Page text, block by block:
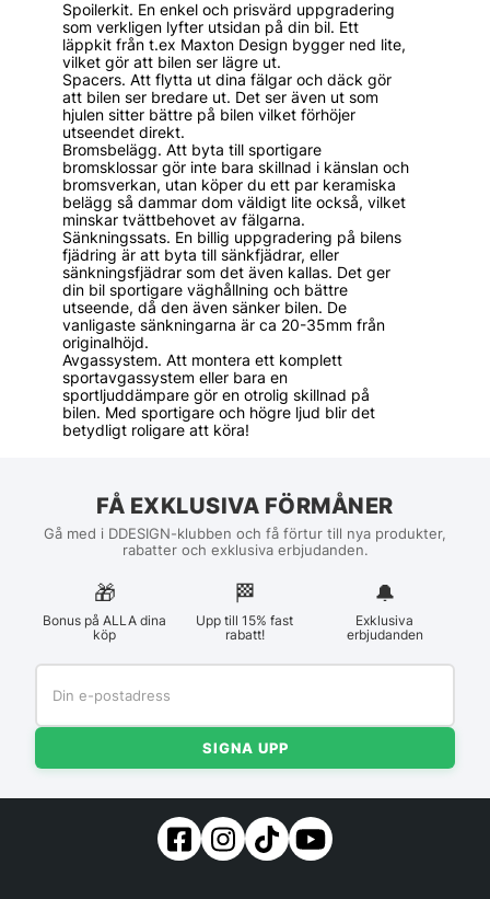
Spoilerkit. En enkel och prisvärd uppgradering
som verkligen lyfter utsidan på din bil. Ett
läppkit från t.ex Maxton Design bygger ned lite,
vilket gör att bilen ser lägre ut.
Spacers. Att flytta ut dina fälgar och däck gör
att bilen ser bredare ut. Det ser även ut som
hjulen sitter bättre på bilen vilket förhöjer
utseendet direkt.
Bromsbelägg. Att byta till sportigare
bromsklossar gör inte bara skillnad i känslan och
bromsverkan, utan köper du ett par keramiska
belägg så dammar dom väldigt lite också, vilket
minskar tvättbehovet av fälgarna.
Sänkningssats. En billig uppgradering på bilens
fjädring är att byta till sänkfjädrar, eller
sänkningsfjädrar som det även kallas. Det ger
din bil sportigare väghållning och bättre
utseende, då den även sänker bilen. De
vanligaste sänkningarna är ca 20-35mm från
originalhöjd.
Avgassystem. Att montera ett komplett
sportavgassystem eller bara en
sportljuddämpare gör en otrolig skillnad på
bilen. Med sportigare och högre ljud blir det
betydligt roligare att köra!
FÅ EXKLUSIVA FÖRMÅNER
Gå med i DDESIGN-klubben och få förtur till nya produkter,
rabatter och exklusiva erbjudanden.
🎁
Bonus på ALLA dina
köp
🏁︎
Upp till 15% fast
rabatt!
🔔
Exklusiva
erbjudanden
SIGNA UPP